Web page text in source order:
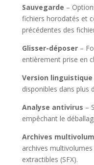
Sauvegarde –
fichiers horodatés et
précédentes des
Glisser-déposer–
entièrement prise en
Version linguistique
disponibles dans plus
Analyse antivirus –
empêchant le
Archives
archives
extractibles (SFX).